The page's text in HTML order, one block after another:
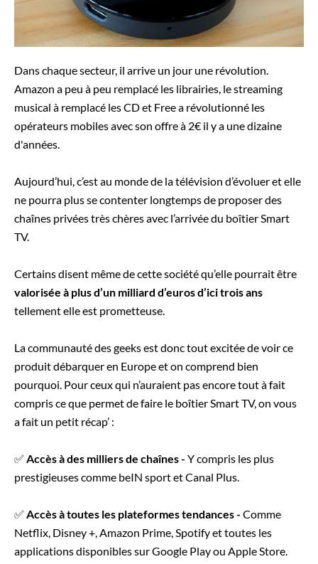
Dans chaque secteur, il arrive un jour une révolution.
Amazon a peu à peu remplacé les librairies, le streaming
musical à remplacé les CD et Free a révolutionné les
opérateurs mobiles avec son offre à 2€ il y a une dizaine
d'années.
Aujourd’hui, c’est au monde de la télévision d’évoluer et elle
ne pourra plus se contenter longtemps de proposer des
chaînes privées très chères avec l’arrivée du boîtier Smart
TV.
Certains disent même de cette société qu’elle pourrait être
valorisée à plus d’un milliard d’euros d’ici trois ans
tellement elle est prometteuse.
La communauté des geeks est donc tout excitée de voir ce
produit débarquer en Europe et on comprend bien
pourquoi. Pour ceux qui n’auraient pas encore tout à fait
compris ce que permet de faire le boîtier Smart TV, on vous
a fait un petit récap’ :
✅ Accès à des milliers de chaînes - Y compris les plus
prestigieuses comme beIN sport et Canal Plus.
✅ Accès à toutes les plateformes tendances - Comme
Netflix, Disney +, Amazon Prime, Spotify et toutes les
applications disponibles sur Google Play ou Apple Store.